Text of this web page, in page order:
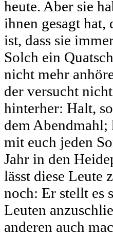
heute. Aber sie
ihnen gesagt hat,
ist, dass sie
Solch ein
nicht mehr
der versucht
hinterher: Halt,
dem Abendmahl;
mit euch jeden
Jahr in den
lässt diese Leute
noch: Er stellt es
Leuten
anderen auch